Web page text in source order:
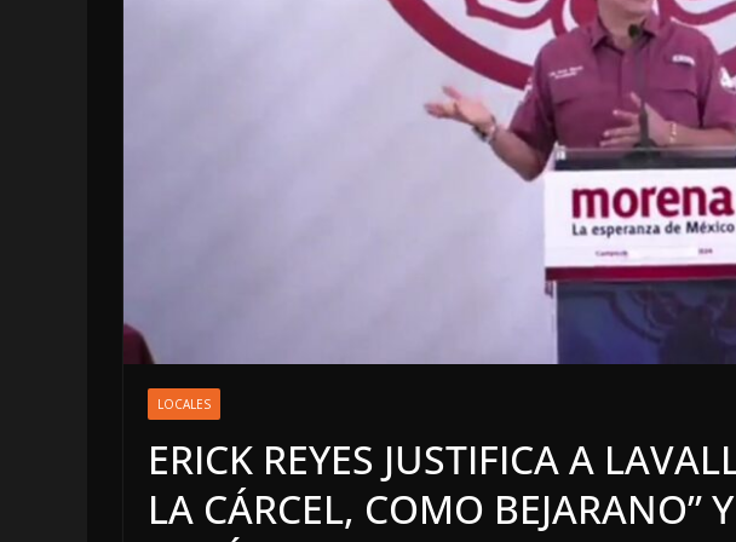
LOCALES
ERICK REYES JUSTIFICA A
LA CÁRCEL, COMO BEJARANO”
LOCALES OPINIÓN
4 agosto, 2026